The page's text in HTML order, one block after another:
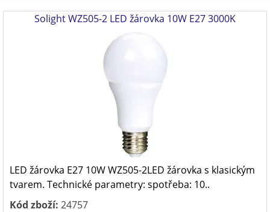
Solight WZ505-2 LED žárovka 10W E27 3000K
LED žárovka E27 10W WZ505-2LED žárovka s klasickým
tvarem. Technické parametry: spotřeba: 10..
Kód zboží: 24757